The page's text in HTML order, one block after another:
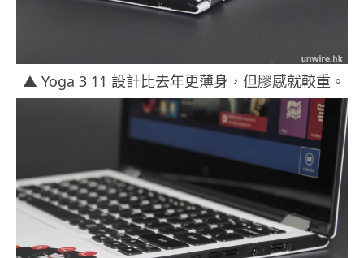
▲ Yoga 3 11 設計比去年更薄身，但膠感就較重。